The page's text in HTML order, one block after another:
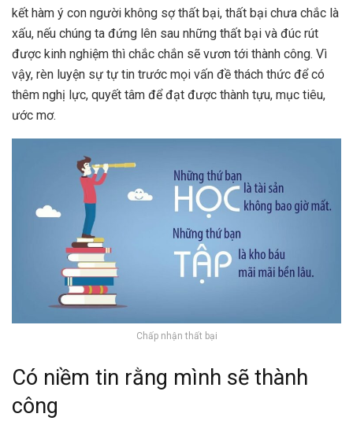
kết hàm ý con người không sợ thất bại, thất bại chưa chắc là
xấu, nếu chúng ta đứng lên sau những thất bại và đúc rút
được kinh nghiệm thì chắc chắn sẽ vươn tới thành công. Vì
vậy, rèn luyện sự tự tin trước mọi vấn đề thách thức để có
thêm nghị lực, quyết tâm để đạt được thành tựu, mục tiêu,
ước mơ.
Chấp nhận thất bại
Có niềm tin rằng mình sẽ thành
công